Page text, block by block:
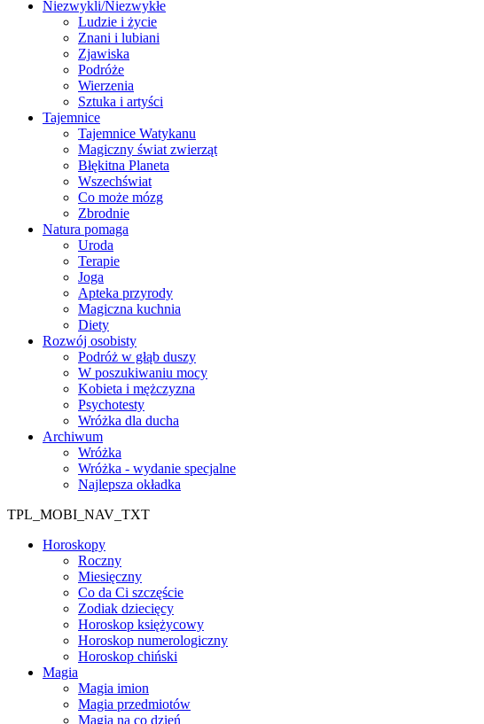
Niezwykli/Niezwykłe
Ludzie i życie
Znani i lubiani
Zjawiska
Podróże
Wierzenia
Sztuka i artyści
Tajemnice
Tajemnice Watykanu
Magiczny świat zwierząt
Błękitna Planeta
Wszechświat
Co może mózg
Zbrodnie
Natura pomaga
Uroda
Terapie
Joga
Apteka przyrody
Magiczna kuchnia
Diety
Rozwój osobisty
Podróż w głąb duszy
W poszukiwaniu mocy
Kobieta i mężczyzna
Psychotesty
Wróżka dla ducha
Archiwum
Wróżka
Wróżka - wydanie specjalne
Najlepsza okładka
TPL_MOBI_NAV_TXT
Horoskopy
Roczny
Miesięczny
Co da Ci szczęście
Zodiak dziecięcy
Horoskop księżycowy
Horoskop numerologiczny
Horoskop chiński
Magia
Magia imion
Magia przedmiotów
Magia na co dzień